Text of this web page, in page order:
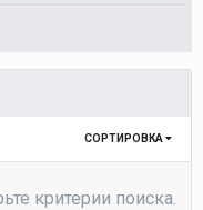
СОРТИРОВКА
критерии поиска.